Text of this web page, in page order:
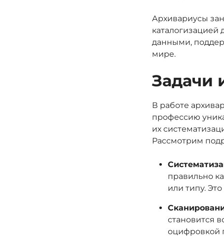
Архивариусы
каталогизацией
данными,
мире.
Задачи
В работе
профессию
их
Рассмотрим
правильно
или типу.
становится
оцифровкой